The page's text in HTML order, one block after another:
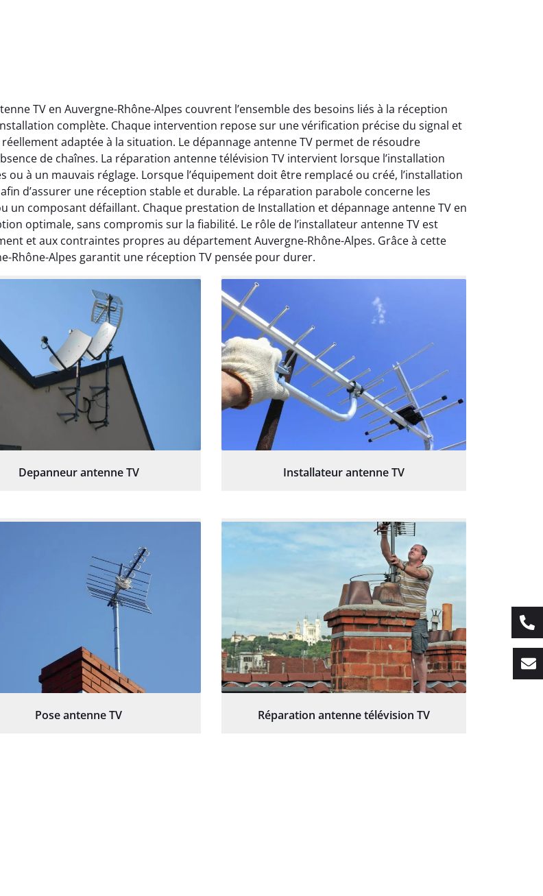
TV en Auvergne-Rhône-Alpes couvrent l’ensemble des besoins liés à la réception
complète. Chaque intervention repose sur une vérification précise du signal et
adaptée à la situation. Le dépannage antenne TV permet de résoudre
de chaînes. La réparation antenne télévision TV intervient lorsque l’installation
à un mauvais réglage. Lorsque l’équipement doit être remplacé ou créé, l’installation
d’assurer une réception stable et durable. La réparation parabole concerne les
composant défaillant. Chaque prestation de Installation et dépannage antenne TV en
optimale, sans compromis sur la fiabilité. Le rôle de l’installateur antenne TV est
et aux contraintes propres au département Auvergne-Rhône-Alpes. Grâce à cette
Rhône-Alpes garantit une réception TV pensée pour durer.
Depanneur antenne TV Installateur antenne TV
Pose antenne TV Réparation antenne télévision TV